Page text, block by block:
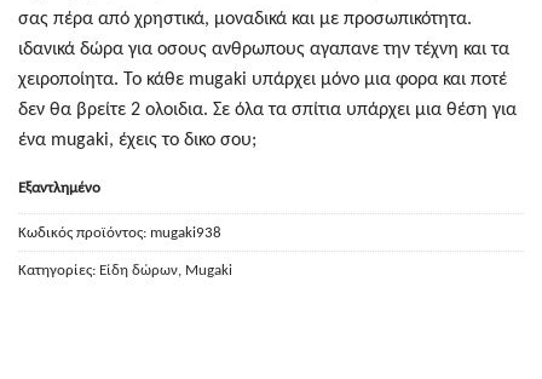
σας πέρα από χρηστικά, μοναδικά και με προσωπικότητα.
ιδανικά δώρα για οσους ανθρωπους αγαπανε την τέχνη και τα
χειροποίητα. Το κάθε mugaki υπάρχει μόνο μια φορα και ποτέ
δεν θα βρείτε 2 ολοιδια. Σε όλα τα σπίτια υπάρχει μια θέση για
ένα mugaki, έχεις το δικο σου;
Εξαντλημένο
Κωδικός προϊόντος: mugaki938
Κατηγορίες: Είδη δώρων, Mugaki